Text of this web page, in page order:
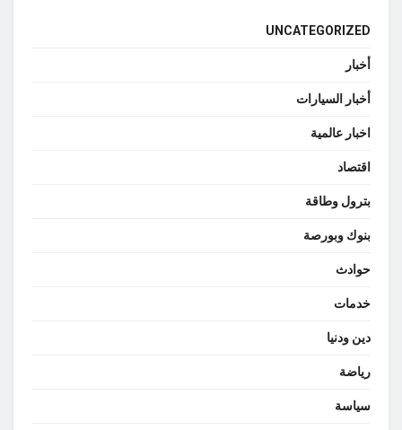
UNCATEGORIZED
أخبار
أخبار السيارات
اخبار عالمية
اقتصاد
بترول وطاقة
بنوك وبورصة
حوادث
خدمات
دين ودنيا
رياضة
سياسة